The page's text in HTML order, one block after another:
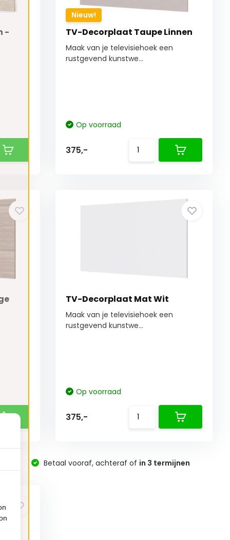
-
Nieuw!
TV-Decorplaat Taupe Linnen
Maak van je televisiehoek een
rustgevend kunstwe...
Op voorraad
375,-
TV-Decorplaat Mat Wit
Maak van je televisiehoek een
rustgevend kunstwe...
Op voorraad
375,-
Betaal vooraf, achteraf of in 3 termijnen